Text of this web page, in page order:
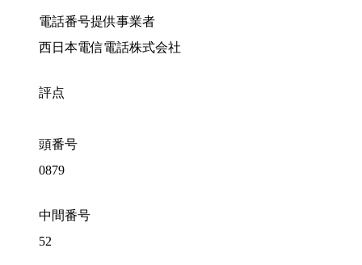
電話番号提供事業者
西日本電信電話株式会社
評点
頭番号
0879
中間番号
52